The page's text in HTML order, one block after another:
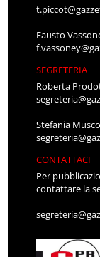
Fausto
SEGRETERIA
Roberta
Stefania
CONTATTACI
Per
contattare la